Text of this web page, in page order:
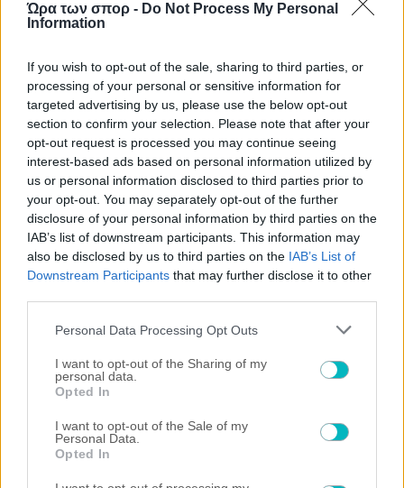
Ώρα των σπορ - Do Not Process My Personal
Information
If you wish to opt-out of the sale, sharing to third parties, or
processing of your personal or sensitive information for
targeted advertising by us, please use the below opt-out
section to confirm your selection. Please note that after your
opt-out request is processed you may continue seeing
interest-based ads based on personal information utilized by
us or personal information disclosed to third parties prior to
your opt-out. You may separately opt-out of the further
disclosure of your personal information by third parties on the
IAB’s list of downstream participants. This information may
also be disclosed by us to third parties on the IAB’s List of
Downstream Participants that may further disclose it to other
Please note that this website/app uses one or more Google
not limited to your visit or usage behaviour. You may click to
grant or deny consent to Google and its third-party tags to
use your data for below specified purposes in below Google
consent section.
Personal Data Processing Opt Outs
I want to opt-out of the Sharing of my
personal data.
Opted In
I want to opt-out of the Sale of my
Personal Data.
Opted In
×
Play Unmute Fullscreen
Now Playing
Video
"The situation is out of control": Greek firefighters battle wildfire for fourth day
Watch on